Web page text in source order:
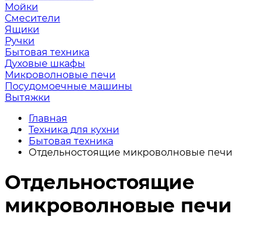
Мойки
Смесители
Ящики
Ручки
Бытовая техника
Духовые шкафы
Микроволновые печи
Посудомоечные машины
Вытяжки
Главная
Техника для кухни
Бытовая техника
Отдельностоящие микроволновые печи
Отдельностоящие
микроволновые печи